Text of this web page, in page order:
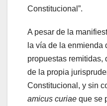
Constitucional”.
A pesar de la
la vía de la enmienda
propuestas remitidas,
de la propia
Constitucional, y sin
amicus curiae que se